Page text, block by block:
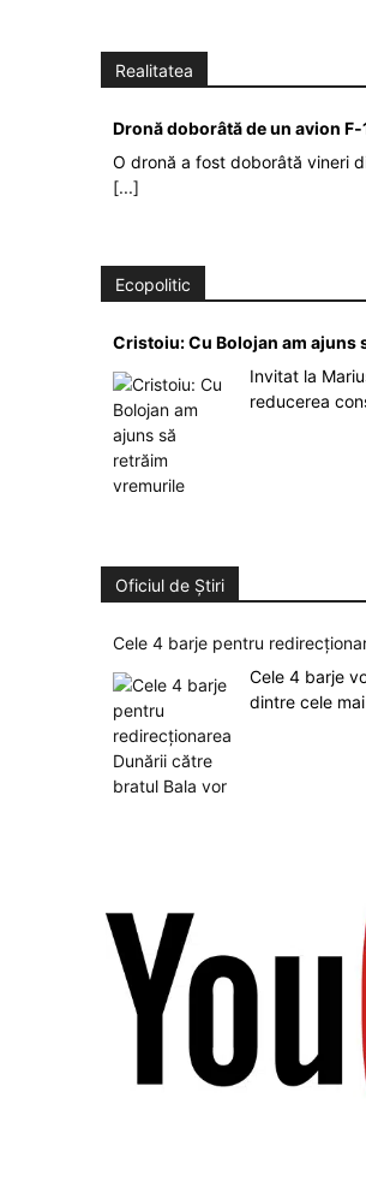
Realitatea
Dronă doborâtă de un avion
O dronă a fost doborâtă vineri
[...]
Ecopolitic
Cristoiu: Cu Bolojan am
Invitat la
reducerea
Oficiul de Știri
Cele 4 barje pentru
Cele 4 barje
dintre cele mai